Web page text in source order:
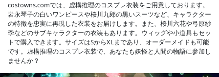
costowns.comでは、虚構推理のコスプレ衣装をご用意しております。
岩永琴子の白いワンピースや桜川九郎の黒いスーツなど、キャラクター
の特徴を忠実に再現した衣装をお届けします。また、桜川六花や弓原紗
季などのサブキャラクターの衣装もあります。ウィッグや小道具もセッ
トで購入できます。サイズはSからXLまであり、オーダーメイドも可能
です。虚構推理のコスプレ衣装で、あなたも妖怪と人間の物語に参加し
ませんか？